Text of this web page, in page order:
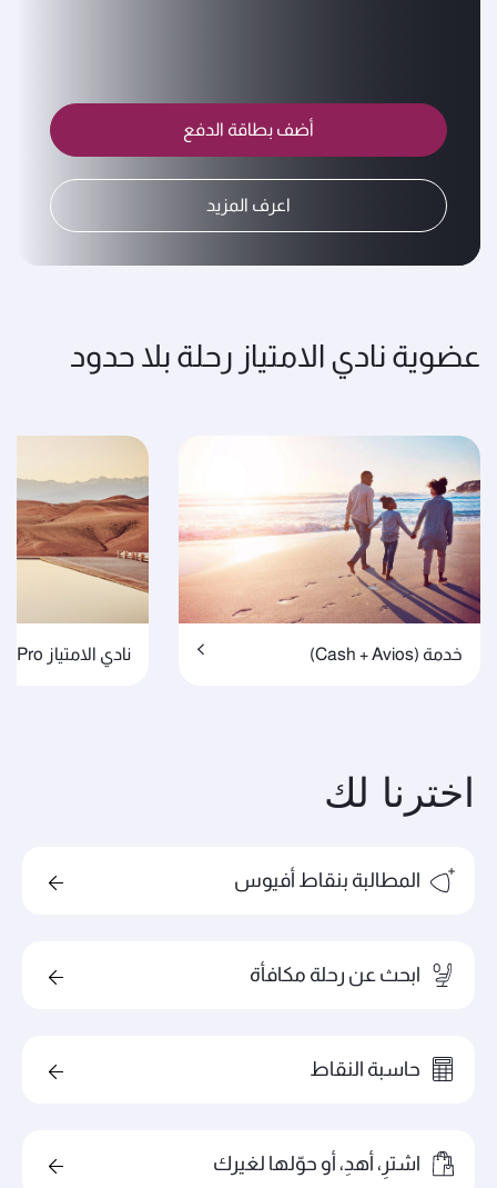
أضف بطاقة الدفع
اعرف المزيد
عضوية نادي الامتياز رحلة بلا حدود
خدمة (Cash + Avios) نادي الامتياز Pro
اخترنا لك
المطالبة بنقاط أفيوس
ابحث عن رحلة مكافأة
حاسبة النقاط
اشترِ، أهدِ، أو حوّلها لغيرك